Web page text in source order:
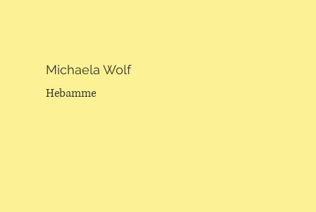
Michaela Wolf
Hebamme